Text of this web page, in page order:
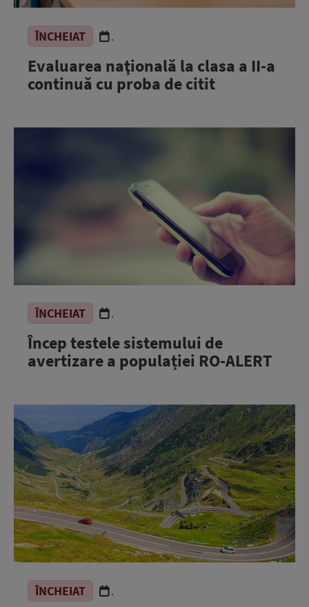
ÎNCHEIAT .
Evaluarea naţională la clasa a II-a
continuă cu proba de citit
ÎNCHEIAT .
Încep testele sistemului de
avertizare a populației RO-ALERT
ÎNCHEIAT .